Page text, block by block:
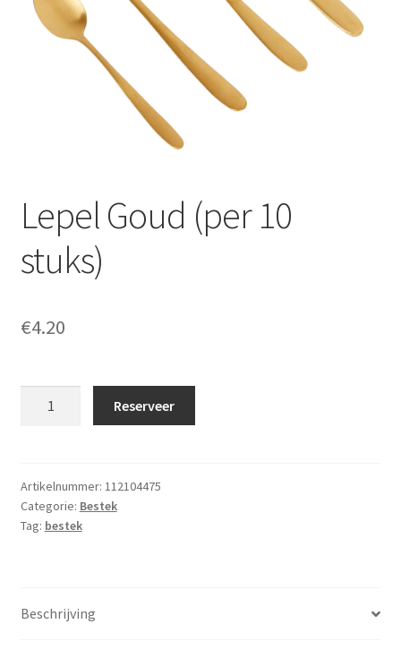
Offerte aanvraag
Lepel Goud (per 10
stuks)
€4.20
stuks)
aantal
Reserveer
Artikelnummer: 112104475
Categorie: Bestek
Tag: bestek
Beschrijving